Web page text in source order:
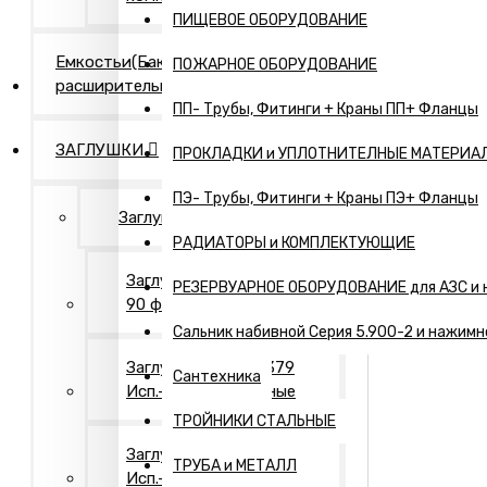
ПИЩЕВОЕ ОБОРУДОВАНИЕ
ПОЖАРНОЕ ОБОРУДОВАНИЕ
ПП- Трубы, Фитинги + Краны ПП+ Фланцы
ПРОКЛАДКИ и УПЛОТНИТЕЛНЫЕ
ПЭ- Трубы, Фитинги + Краны ПЭ+ Фланцы
РАДИАТОРЫ и КОМПЛЕКТУЮЩИЕ
РЕЗЕРВУАРНОЕ ОБОРУДОВАНИЕ для АЗС и
Сальник набивной Серия 5.900-2 и
Сантехника
ТРОЙНИКИ СТАЛЬНЫЕ
ТРУБА и МЕТАЛЛ
Емкостьи(Бак
расширительный,...)
ЗАГЛУШКИ
Заглушки Нержавеющие
Заглушки АТК 24.200.02-
90 фланцевые
Заглушки ГОСТ 17379
Исп.- 1. Оцинкованные
Заглушки ГОСТ 17379
Исп.- 2. Оцинкованные